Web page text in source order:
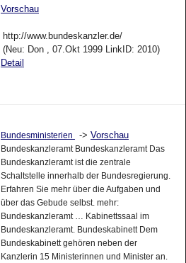
Vorschau
http://www.bundeskanzler.de/
(Neu: Don , 07.Okt 1999 LinkID: 2010)
Detail
Bundesministerien -> Vorschau
Bundeskanzleramt Bundeskanzleramt Das
Bundeskanzleramt ist die zentrale
Schaltstelle innerhalb der Bundesregierung.
Erfahren Sie mehr über die Aufgaben und
über das Gebude selbst. mehr:
Bundeskanzleramt … Kabinettssaal im
Bundeskanzleramt. Bundeskabinett Dem
Bundeskabinett gehören neben der
Kanzlerin 15 Ministerinnen und Minister an.